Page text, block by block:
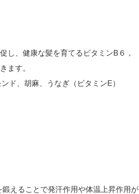
し、健康な髪を育てるビタミンB６，
ます。
ド、胡麻、うなぎ（ビタミンE）
えることで発汗作用や体温上昇作用が